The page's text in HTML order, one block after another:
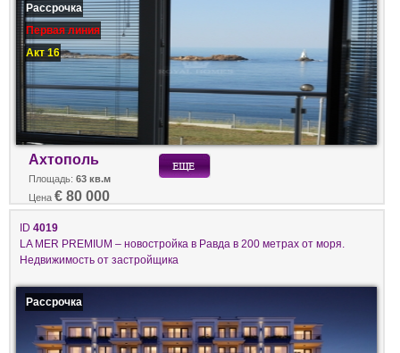
Рассрочка
Первая линия
Акт 16
Ахтополь
Площадь: 63 кв.м
Цена € 80 000
ID 4019
LA MER PREMIUM – новостройка в Равда в 200 метрах от моря.
Недвижимость от застройщика
Рассрочка